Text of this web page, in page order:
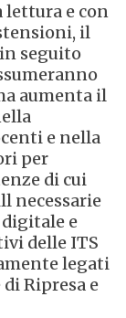
lettura e con
il
seguito
aumenta il
e nella
per
di cui
necessarie
e
delle ITS
legati
Ripresa e